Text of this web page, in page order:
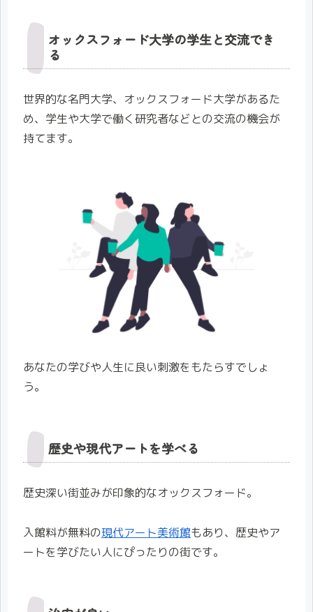
オックスフォード大学の学生と交流でき
る
世界的な名門大学、オックスフォード大学があるた
め、学生や大学で働く研究者などとの交流の機会が
持てます。
あなたの学びや人生に良い刺激をもたらすでしょ
う。
歴史や現代アートを学べる
歴史深い街並みが印象的なオックスフォード。
入館料が無料の現代アート美術館もあり、歴史やア
ートを学びたい人にぴったりの街です。